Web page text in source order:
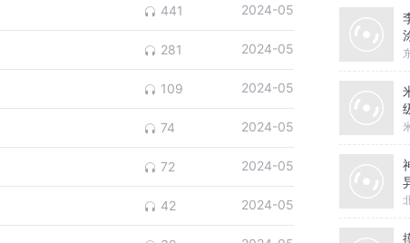
441 2024-05
281 2024-05
109 2024-05
74 2024-05
72 2024-05
42 2024-05